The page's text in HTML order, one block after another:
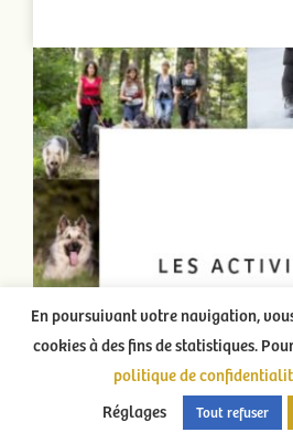
En poursuivant votre navigation,
cookies à des fins de statistiques.
politique de
Réglages
Tout refuser